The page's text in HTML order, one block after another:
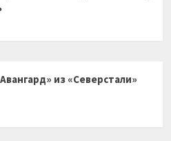
из «Северстали»